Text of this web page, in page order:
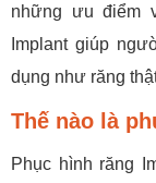
những ưu điểm
Implant giúp
dụng như răng
Thế nào là
Phục hình răng